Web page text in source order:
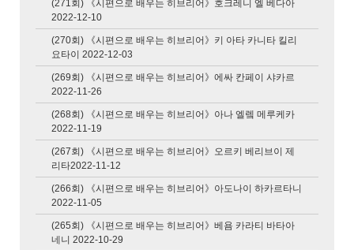
(271회) 《시편으로 배우는 히브리어》호크레니 엘 베다아
2022-12-10
(270회) 《시편으로 배우는 히브리어》키 아타 카니타 킬리
요타이 2022-12-03
(269회) 《시편으로 배우는 히브리어》에싸 칸페이 샤카르
2022-11-26
(268회) 《시편으로 배우는 히브리어》아나 엘렠 메루케카
2022-11-19
(267회) 《시편으로 배우는 히브리어》오르키 베리브이 제
리타2022-11-12
(266회) 《시편으로 배우는 히브리어》아도나이 하카르타니
2022-11-05
(265회) 《시편으로 배우는 히브리어》베욤 카라티 바타아
네니 2022-10-29
말씀 보따리
까지 가다
평양국제성경학교
지난 프로그램
샬롬 예루살렘
말씀의 빛 비추소서